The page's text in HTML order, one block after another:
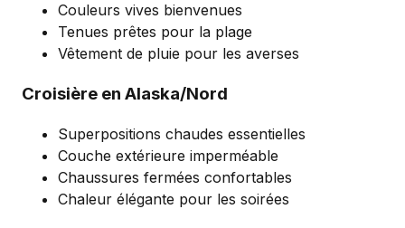
Couleurs vives bienvenues
Tenues prêtes pour la plage
Vêtement de pluie pour les averses
Croisière en Alaska/Nord
Superpositions chaudes essentielles
Couche extérieure imperméable
Chaussures fermées confortables
Chaleur élégante pour les soirées